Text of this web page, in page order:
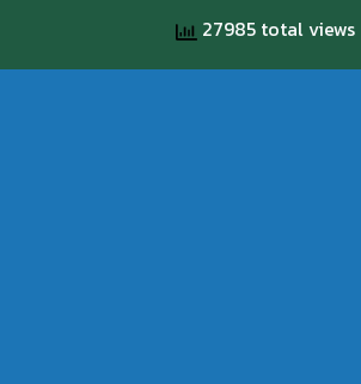
27985 total views